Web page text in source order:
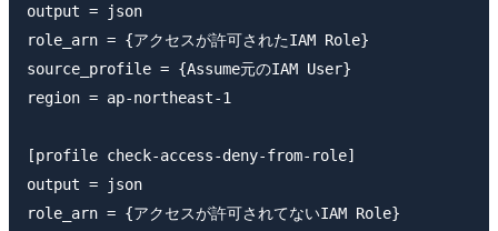
output = json
role_arn = {アクセスが許可されたIAM Role}
source_profile = {Assume元のIAM User}
region = ap-northeast-1
[profile check-access-deny-from-role]
output = json
role_arn = {アクセスが許可されてないIAM Role}